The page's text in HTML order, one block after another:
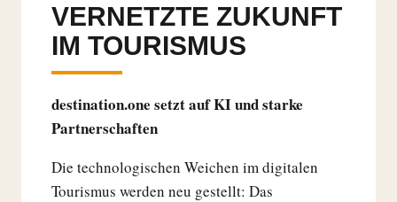
VERNETZTE ZUKUNFT
IM TOURISMUS
destination.one setzt auf KI und starke
Partnerschaften
Die technologischen Weichen im digitalen
Tourismus werden neu gestellt: Das